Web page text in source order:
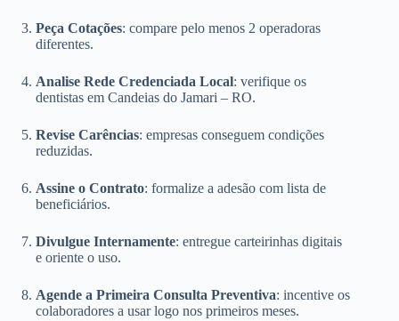
Peça Cotações: compare pelo menos 2 operadoras
diferentes.
Analise Rede Credenciada Local: verifique os
dentistas em Candeias do Jamari – RO.
Revise Carências: empresas conseguem condições
reduzidas.
Assine o Contrato: formalize a adesão com lista de
beneficiários.
Divulgue Internamente: entregue carteirinhas digitais
e oriente o uso.
Agende a Primeira Consulta Preventiva: incentive os
colaboradores a usar logo nos primeiros meses.